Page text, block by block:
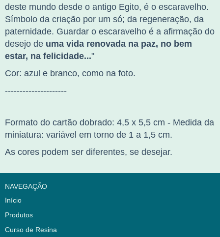
deste mundo desde o antigo Egito, é o escaravelho.
Símbolo da criação por um só; da regeneração, da
paternidade. Guardar o escaravelho é a afirmação do
desejo de uma vida renovada na paz, no bem
estar, na felicidade..."
Cor: azul e branco, como na foto.
---------------------
Formato do cartão dobrado: 4,5 x 5,5 cm - Medida da
miniatura: variável em torno de 1 a 1,5 cm.
As cores podem ser diferentes, se desejar.
NAVEGAÇÃO
Início
Produtos
Curso de Resina